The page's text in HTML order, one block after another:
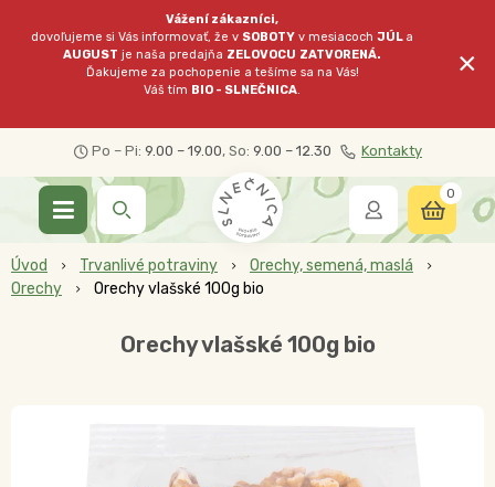
Vážení zákazníci,
dovoľujeme si Vás informovať, že v SOBOTY v mesiacochJÚL a
AUGUST je naša predajňa ZELOVOCU ZATVORENÁ.
Ďakujeme za pochopenie a tešíme sa na Vás!
Váš tím BIO - SLNEČNICA.
×
Po – Pi: 9.00 – 19.00, So: 9.00 – 12.30 Kontakty
0
Úvod Trvanlivé potraviny
Orechy, semená, maslá
Orechy
Orechy vlašské 100g bio
Orechy vlašské 100g bio